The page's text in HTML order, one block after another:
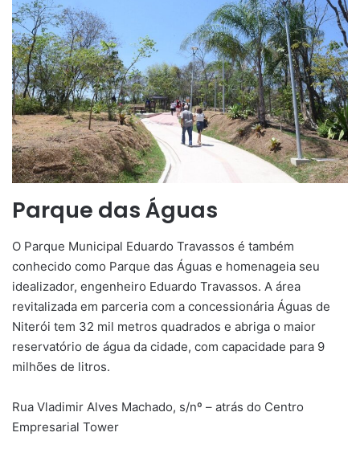
Parque das Águas
O Parque Municipal Eduardo Travassos é também
conhecido como Parque das Águas e homenageia seu
idealizador, engenheiro Eduardo Travassos. A área
revitalizada em parceria com a concessionária Águas de
Niterói tem 32 mil metros quadrados e abriga o maior
reservatório de água da cidade, com capacidade para 9
milhões de litros.
Rua Vladimir Alves Machado, s/nº – atrás do Centro
Empresarial Tower